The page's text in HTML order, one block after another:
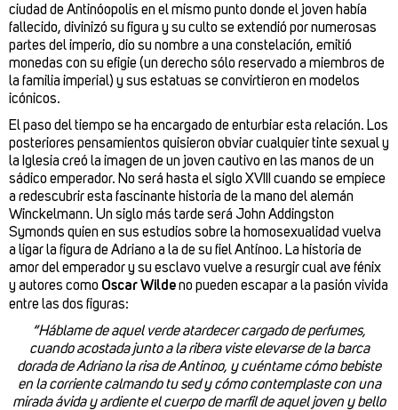
ciudad de Antinóopolis en el mismo punto donde el joven había
fallecido, divinizó su figura y su culto se extendió por numerosas
partes del imperio, dio su nombre a una constelación, emitió
monedas con su efigie (un derecho sólo reservado a miembros de
la familia imperial) y sus estatuas se convirtieron en modelos
icónicos.
El paso del tiempo se ha encargado de enturbiar esta relación. Los
posteriores pensamientos quisieron obviar cualquier tinte sexual y
la Iglesia creó la imagen de un joven cautivo en las manos de un
sádico emperador. No será hasta el siglo XVIII cuando se empiece
a redescubrir esta fascinante historia de la mano del alemán
Winckelmann. Un siglo más tarde será John Addingston
Symonds quien en sus estudios sobre la homosexualidad vuelva
a ligar la figura de Adriano a la de su fiel Antínoo. La historia de
amor del emperador y su esclavo vuelve a resurgir cual ave fénix
y autores como Oscar Wildeno pueden escapar a la pasión vivida
entre las dos figuras:
“Háblame de aquel verde atardecer cargado de perfumes,
cuando acostada junto a la ribera viste elevarse de la barca
dorada de Adriano la risa de Antinoo, y cuéntame cómo bebiste
en la corriente calmando tu sed y cómo contemplaste con una
mirada ávida y ardiente el cuerpo de marfil de aquel joven y bello